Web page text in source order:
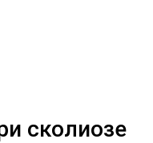
сколиозе